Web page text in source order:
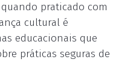
praticado com
cultural é
educacionais que
práticas seguras de